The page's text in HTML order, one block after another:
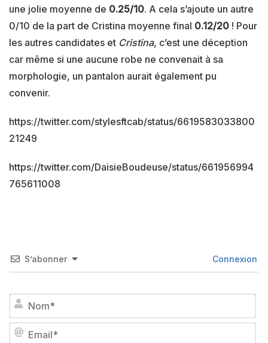
une jolie moyenne de 0.25/10. A cela s’ajoute un autre
0/10 de la part de Cristina moyenne final 0.12/20 ! Pour
les autres candidates et Cristina, c’est une déception
car même si une aucune robe ne convenait à sa
morphologie, un pantalon aurait également pu
convenir.
https://twitter.com/stylesftcab/status/6619583033800
21249
https://twitter.com/DaisieBoudeuse/status/661956994
765611008
S’abonner Connexion